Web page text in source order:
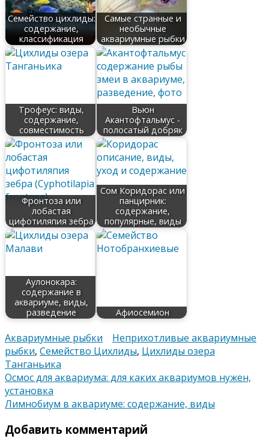
Семейство цихлиды:
содержание,
классификация
Самые странные и
необычные
аквариумные рыбки
Трофеус: виды,
содержание,
совместимость
Вьюн
Акантофтальмус -
полосатый добряк
Фронтоза или
лобастая
цифотиляпия зебра
Сом Коридорас или
панцирник:
содержание,
популярные, виды
Аулонокара:
содержание в
аквариуме, виды,
разведение
Афиосемион
Аквариумные рыбки
Неприхотливые аквариумные
рыбки, Семейство Цихлиды, Цихлиды озера
Танганьика
Навигация
по
записям
Осмос для аквариума: для каких аквариумов нужен,
установка
Лимнобиум в аквариуме: содержание, виды
Добавить комментарий